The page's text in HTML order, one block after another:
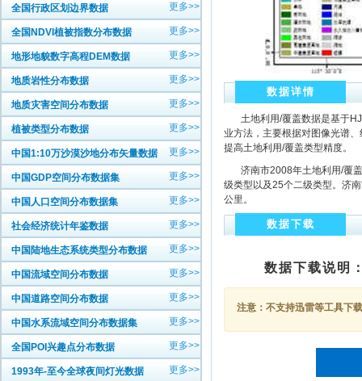
全国行政区划边界数据 更多>>
全国NDVI植被指数分布数据 更多>>
地形地貌数字高程DEM数据 更多>>
地质岩性分布数据 更多>>
地质灾害空间分布数据 更多>>
植被类型分布数据 更多>>
中国1:10万沙漠沙地分布矢量数据 更多>>
中国GDP空间分布数据集 更多>>
中国人口空间分布数据集 更多>>
社会经济统计年鉴数据 更多>>
中国陆地生态系统类型分布数据 更多>>
中国流域空间分布数据 更多>>
中国道路空间分布数据 更多>>
中国水系流域空间分布数据集 更多>>
全国POI兴趣点分布数据 更多>>
1993年-至今全球夜间灯光数据 更多>>
数据详情
土地利用/覆盖数据是基于HJ
业方法，主要根据对图像光谱
提高土地利用/覆盖类型精度。
济南市2008年土地利用/覆盖
级类型以及25个二级类型。济
公里。
数据下载
数据下载说明
注意：不支持迅雷等工具下